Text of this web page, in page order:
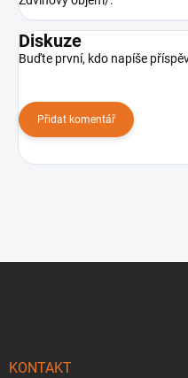
Diskuze
Buďte první, kdo napíše
Přidat komentář
KONTAKT